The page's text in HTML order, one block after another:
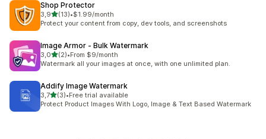
Shop Protector
3,9na 5 gwiazdek
(13)
Łączna liczba recenzji: 13
•$1.99/month
Protect your content from copy, dev tools, and screenshots
Image Armor ‑ Bulk Watermark
3,0na 5 gwiazdek
(2)
Łączna liczba recenzji: 2
•From $9/month
Watermark all your images at once, with one unlimited plan.
Addify Image Watermark
3,7na 5 gwiazdek
(3)
Łączna liczba recenzji: 3
•Free trial available
Protect Product Images With Logo, Image & Text Based Watermark